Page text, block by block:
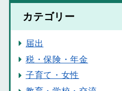
カテゴリー
届出
税・保険・年金
子育て・女性